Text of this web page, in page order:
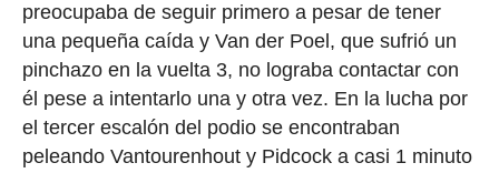
preocupaba de seguir primero a pesar de tener
una pequeña caída y Van der Poel, que sufrió un
pinchazo en la vuelta 3, no lograba contactar con
él pese a intentarlo una y otra vez. En la lucha por
el tercer escalón del podio se encontraban
peleando Vantourenhout y Pidcock a casi 1 minuto